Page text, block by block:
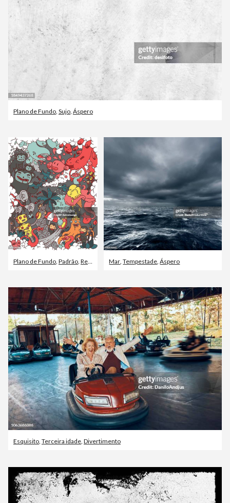
Plano de Fundo, Sujo, Áspero
Plano de Fundo, Padrão, Revista em quadrinhos - Produção artística Mar,Tempestade,Áspero
Esquisito Terceira idade Divertimento